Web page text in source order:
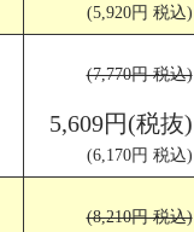
(5,920円 税込)
(7,770円 税込)
5,609円(税抜)
(6,170円 税込)
(8,210円 税込)